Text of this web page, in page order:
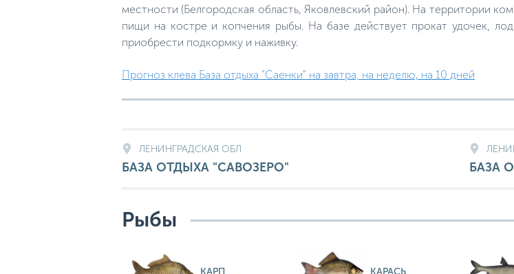
местности (Белгородская область, Яковлевский район). На территории
пищи на костре и копчения рыбы. На базе действует прокат удочек,
приобрести подкормку и наживку.
Прогноз клева База отдыха "Саенки" на завтра, на неделю, на 10 дней
ЛЕНИНГРАДСКАЯ ОБЛ
БАЗА ОТДЫХА "САВОЗЕРО" БАЗА
Рыбы
КАРП КАРАСЬ